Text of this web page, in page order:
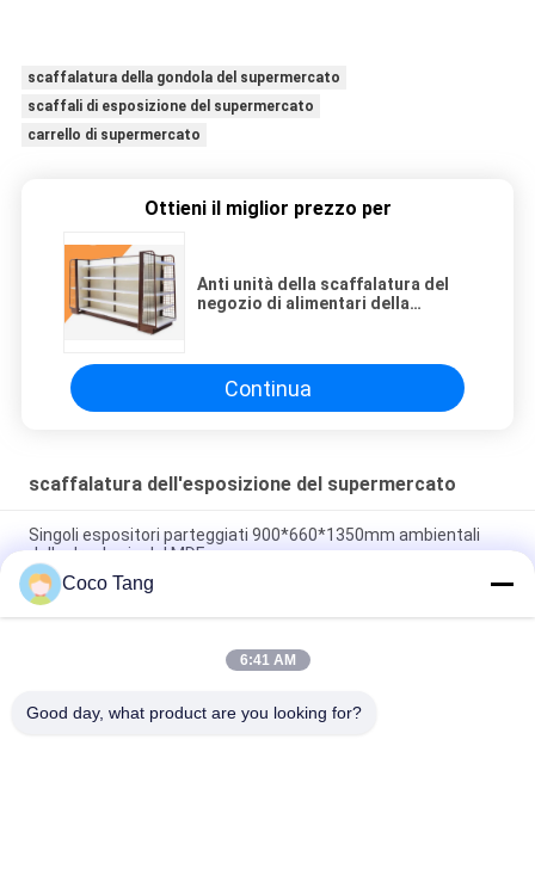
scaffalatura della gondola del supermercato
scaffali di esposizione del supermercato
carrello di supermercato
Ottieni il miglior prezzo per
Anti unità della scaffalatura del
negozio di alimentari della
Continua
scaffalatura dell'esposizione del supermercato
Singoli espositori parteggiati 900*660*1350mm ambientali
della drogheria del MDF
singolo degli espositori della drogheria di 900*350*2350mm
doppio parteggiato
Scaffali regolabili del negozio di alimentari della scaffalatura
Coco Tang
6:41 AM
Good day, what product are you looking for?